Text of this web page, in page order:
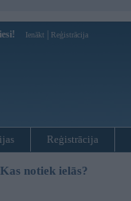
Ienākt Reģistrācija
Reģistrācija
Kas notiek ielās?